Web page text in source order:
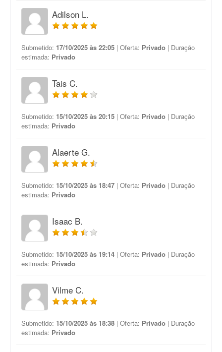
Adilson L.
Submetido: 17/10/2025 às 22:05 | Oferta: Privado | Duração
estimada: Privado
Tais C.
Submetido: 15/10/2025 às 20:15 | Oferta: Privado | Duração
estimada: Privado
Alaerte G.
Submetido: 15/10/2025 às 18:47 | Oferta: Privado | Duração
estimada: Privado
Isaac B.
Submetido: 15/10/2025 às 19:14 | Oferta: Privado | Duração
estimada: Privado
Vilme C.
Submetido: 15/10/2025 às 18:38 | Oferta: Privado | Duração
estimada: Privado